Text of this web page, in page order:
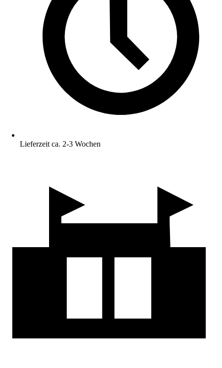
Lieferzeit ca. 2-3 Wochen